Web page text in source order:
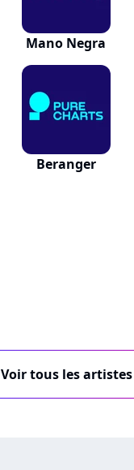
Mano Negra
Beranger
Voir tous les artistes